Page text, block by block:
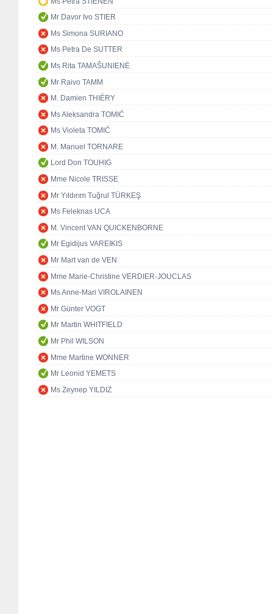
Mr Davor Ivo STIER
Ms Simona SURIANO
Ms Petra De SUTTER
Ms Rita TAMAŠUNIENĖ
Mr Raivo TAMM
M. Damien THIÉRY
Ms Aleksandra TOMIĆ
Ms Violeta TOMIĆ
M. Manuel TORNARE
Lord Don TOUHIG
Mme Nicole TRISSE
Mr Yıldırım Tuğrul TÜRKEŞ
Ms Feleknas UCA
M. Vincent VAN QUICKENBORNE
Mr Egidijus VAREIKIS
Mr Mart van de VEN
Mme Marie-Christine VERDIER-JOUCLAS
Ms Anne-Mari VIROLAINEN
Mr Günter VOGT
Mr Martin WHITFIELD
Mr Phil WILSON
Mme Martine WONNER
Mr Leonid YEMETS
Ms Zeynep YILDIZ